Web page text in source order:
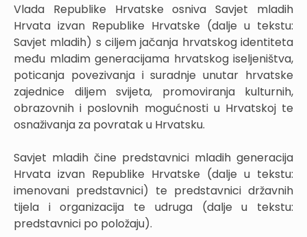
Vlada Republike Hrvatske osniva Savjet mladih
Hrvata izvan Republike Hrvatske (dalje u tekstu:
Savjet mladih) s ciljem jačanja hrvatskog identiteta
među mladim generacijama hrvatskog iseljeništva,
poticanja povezivanja i suradnje unutar hrvatske
zajednice diljem svijeta, promoviranja kulturnih,
obrazovnih i poslovnih mogućnosti u Hrvatskoj te
osnaživanja za povratak u Hrvatsku.
Savjet mladih čine predstavnici mladih generacija
Hrvata izvan Republike Hrvatske (dalje u tekstu:
imenovani predstavnici) te predstavnici državnih
tijela i organizacija te udruga (dalje u tekstu:
predstavnici po položaju).